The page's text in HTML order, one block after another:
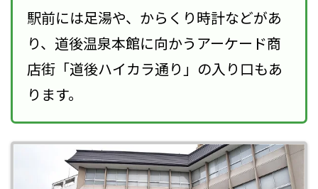
駅前には足湯や、からくり時計などがあ
り、道後温泉本館に向かうアーケード商
店街「道後ハイカラ通り」の入り口もあ
ります。